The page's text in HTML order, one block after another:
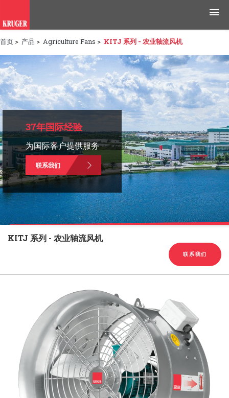
产品
应用领域
工具与资源
新闻媒体
为什么选择科禄格
招聘
联系我们
首页 > 产品 > Agriculture Fans > KITJ 系列 - 农业轴流风机
37年国际经验
为国际客户提供服务
联系我们
KITJ 系列 - 农业轴流风机
联系我们